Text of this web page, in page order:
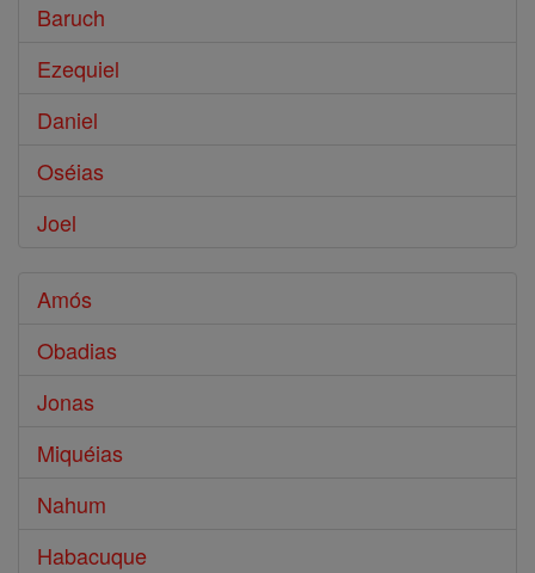
Baruch
Ezequiel
Daniel
Oséias
Joel
Amós
Obadias
Jonas
Miquéias
Nahum
Habacuque